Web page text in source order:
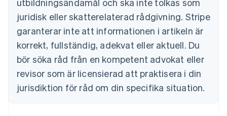
utbildningsändamål och ska inte tolkas som
juridisk eller skatterelaterad rådgivning. Stripe
garanterar inte att informationen i artikeln är
korrekt, fullständig, adekvat eller aktuell. Du
bör söka råd från en kompetent advokat eller
revisor som är licensierad att praktisera i din
jurisdiktion för råd om din specifika situation.
Danmark
English
Estland
Fastlandskina
简体中文English
Finland
English Svenska
Frankrike